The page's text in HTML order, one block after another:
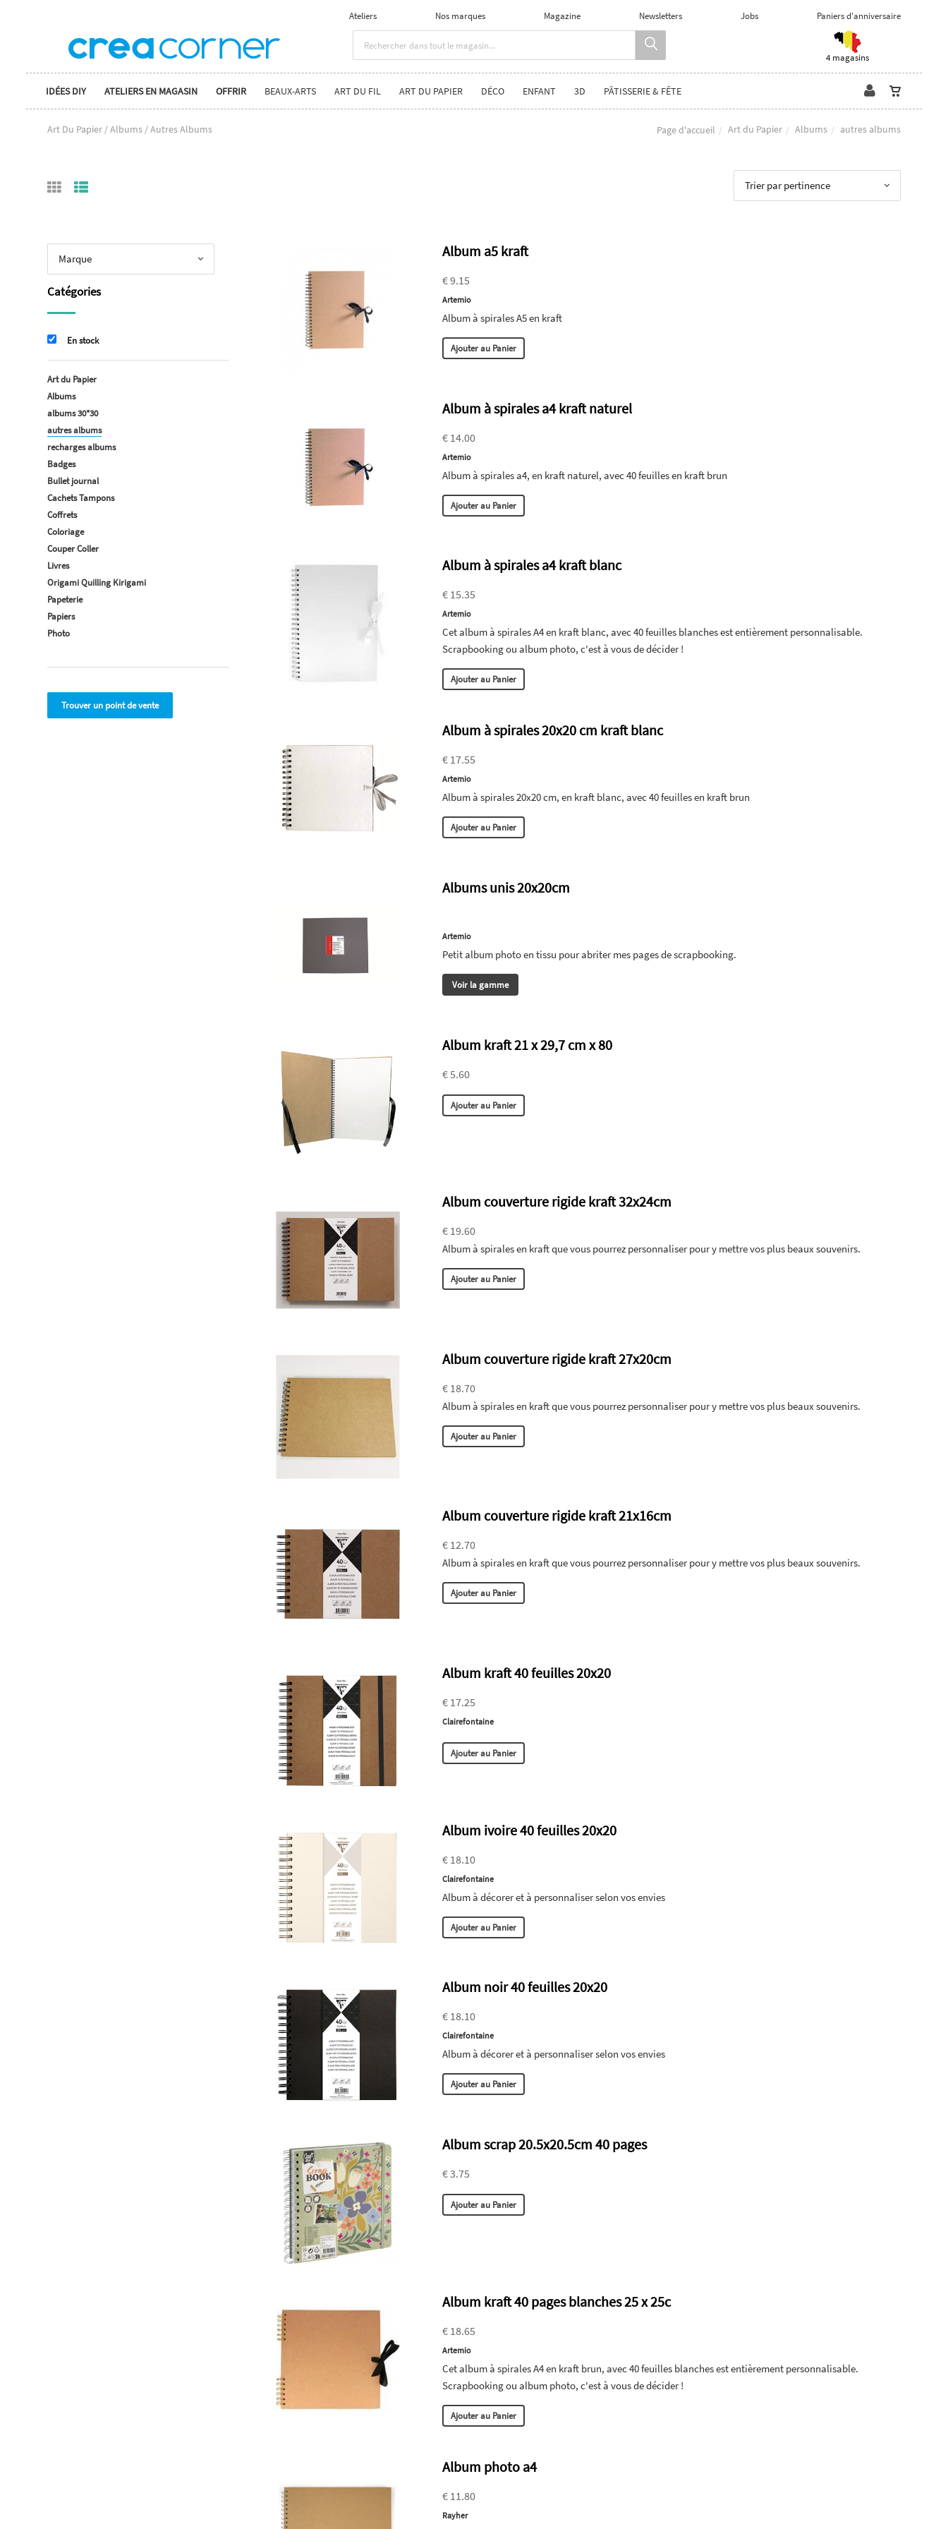
Ateliers Nos marques Magazine Newsletters Jobs Paniers d'anniversaire
4 magasins
IDÉES DIY ATELIERS EN MAGASIN OFFRIR BEAUX-ARTS ART DU FIL ART DU PAPIER DÉCO ENFANT 3D PÂTISSERIE & FÊTE
Art Du Papier / Albums / Autres Albums Page d'accueil Art du Papier Albums autres albums
Trier par pertinence
Album a5 kraft
€ 9.15
Artemio
Album à spirales A5 en kraft
Ajouter au Panier
Album à spirales a4 kraft naturel
€ 14.00
Artemio
Album à spirales a4, en kraft naturel, avec 40 feuilles en kraft brun
Ajouter au Panier
Album à spirales a4 kraft blanc
€ 15.35
Artemio
Cet album à spirales A4 en kraft blanc, avec 40 feuilles blanches est entièrement personnalisable.
Scrapbooking ou album photo, c'est à vous de décider !
Ajouter au Panier
Album à spirales 20x20 cm kraft blanc
€ 17.55
Artemio
Album à spirales 20x20 cm, en kraft blanc, avec 40 feuilles en kraft brun
Ajouter au Panier
Albums unis 20x20cm
Artemio
Petit album photo en tissu pour abriter mes pages de scrapbooking.
Voir la gamme
Album kraft 21 x 29,7 cm x 80
€ 5.60
Ajouter au Panier
Album couverture rigide kraft 32x24cm
€ 19.60
Album à spirales en kraft que vous pourrez personnaliser pour y mettre vos plus beaux souvenirs.
Ajouter au Panier
Album couverture rigide kraft 27x20cm
€ 18.70
Album à spirales en kraft que vous pourrez personnaliser pour y mettre vos plus beaux souvenirs.
Ajouter au Panier
Album couverture rigide kraft 21x16cm
€ 12.70
Album à spirales en kraft que vous pourrez personnaliser pour y mettre vos plus beaux souvenirs.
Ajouter au Panier
Album kraft 40 feuilles 20x20
€ 17.25
Clairefontaine
Ajouter au Panier
Album ivoire 40 feuilles 20x20
€ 18.10
Clairefontaine
Album à décorer et à personnaliser selon vos envies
Ajouter au Panier
Album noir 40 feuilles 20x20
€ 18.10
Clairefontaine
Album à décorer et à personnaliser selon vos envies
Ajouter au Panier
Album scrap 20.5x20.5cm 40 pages
€ 3.75
Ajouter au Panier
Album kraft 40 pages blanches 25 x 25c
€ 18.65
Artemio
Cet album à spirales A4 en kraft brun, avec 40 feuilles blanches est entièrement personnalisable.
Scrapbooking ou album photo, c'est à vous de décider !
Ajouter au Panier
Album photo a4
€ 11.80
Rayher
Marque
Catégories
En stock
Art du Papier
Albums
albums 30*30
autres albums
recharges albums
Badges
Bullet journal
Cachets Tampons
Coffrets
Coloriage
Couper Coller
Livres
Origami Quilling Kirigami
Papeterie
Papiers
Photo
Trouver un point de vente